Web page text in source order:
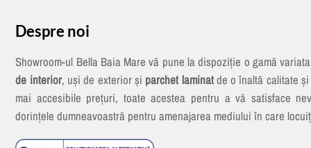
Despre noi
Showroom-ul Bella Baia Mare vă pune la dispoziție o gamă
de interior, uși de exterior și parchet laminatde o înaltă calitate și
mai accesibile prețuri, toate acestea pentru a vă satisface
dorințele dumneavoastră pentru amenajarea mediului în care